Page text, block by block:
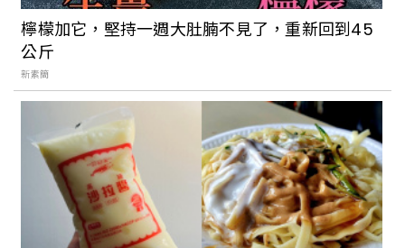
檸檬加它，堅持一週大肚腩不見了，重新回到45
公斤
新素簡